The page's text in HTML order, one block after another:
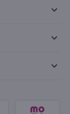
keyboard_arrow_down
keyboard_arrow_down
keyboard_arrow_down